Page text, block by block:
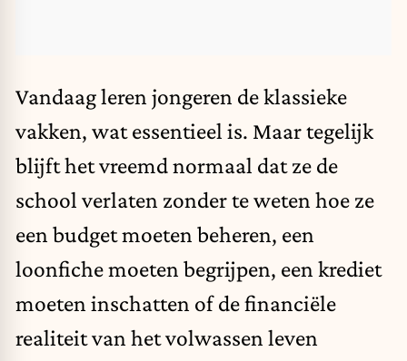
Vandaag leren jongeren de klassieke
vakken, wat essentieel is. Maar tegelijk
blijft het vreemd normaal dat ze de
school verlaten zonder te weten hoe ze
een budget moeten beheren, een
loonfiche moeten begrijpen, een krediet
moeten inschatten of de financiële
realiteit van het volwassen leven